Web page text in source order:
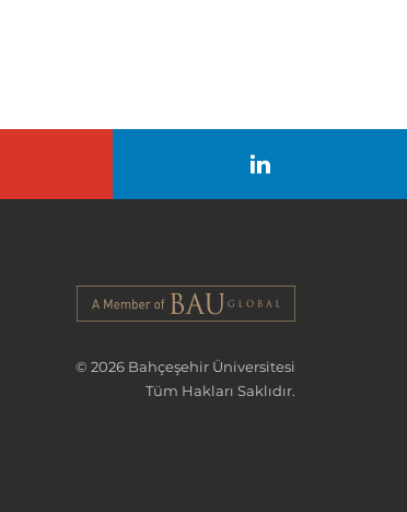
© 2026 Bahçeşehir Üniversitesi
Tüm Hakları Saklıdır.